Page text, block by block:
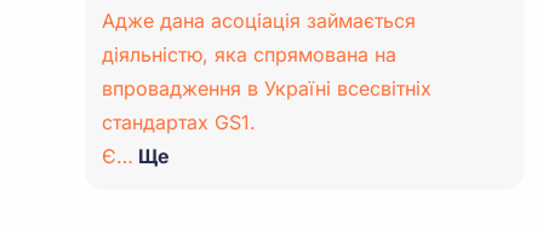
Адже дана асоціація займається
діяльністю, яка спрямована на
впровадження в Україні всесвітніх
стандартах GS1.
Є… Ще